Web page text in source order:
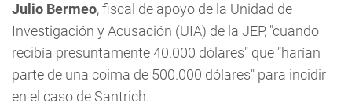
Julio Bermeo, fiscal de apoyo de la Unidad de
Investigación y Acusación (UIA) de la JEP, "cuando
recibía presuntamente 40.000 dólares" que "harían
parte de una coima de 500.000 dólares" para incidir
en el caso de Santrich.